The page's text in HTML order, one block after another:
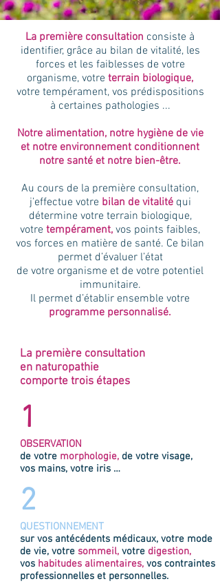
La première consultation consiste à
identifier, grâce au bilan de vitalité, les
forces et les faiblesses de votre
organisme, votre terrain biologique,
votre tempérament, vos prédispositions
à certaines pathologies ...
Notre alimentation, notre hygiène de vie
et notre environnement conditionnent
notre santé et notre bien-être.
Au cours de la première consultation,
j’effectue votre bilan de vitalitéqui
détermine votre terrain biologique,
votre tempérament, vos points faibles,
vos forces en matière de santé. Ce bilan
permet d’évaluer l’état
de votre organisme et de votre potentiel
immunitaire.
Il permet d’établir ensemble votre
programme personnalisé.
La première consultation
en naturopathie
comporte trois étapes
1
OBSERVATION
de votre morphologie, de votre visage,
vos mains, votre iris …
2
QUESTIONNEMENT
sur vos antécédents médicaux, votre mode
de vie, votre sommeil, votre digestion,
vos habitudes alimentaires, vos contraintes
professionnelles et personnelles.